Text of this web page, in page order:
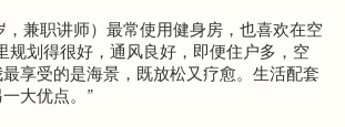
兼职讲师）最常使用健身房，也喜欢在空
规划得很好，通风良好，即便住户多，空
享受的是海景，既放松又疗愈。生活配套
大优点。”